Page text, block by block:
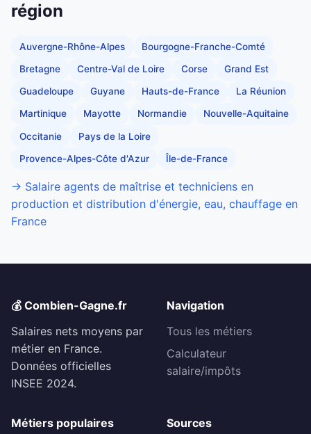
région
Auvergne-Rhône-Alpes Bourgogne-Franche-Comté
Bretagne Centre-Val de Loire Corse Grand Est
Guadeloupe Guyane Hauts-de-France La Réunion
Martinique Mayotte Normandie Nouvelle-Aquitaine
Occitanie Pays de la Loire
Provence-Alpes-Côte d'Azur Île-de-France
→ Salaire agents de maîtrise et techniciens en
production et distribution d'énergie, eau, chauffage en
France
💰 Combien-Gagne.fr
Salaires nets moyens par
métier en France.
Données officielles
INSEE 2024.
Navigation
Tous les métiers
Calculateur
salaire/impôts
Métiers populaires Sources